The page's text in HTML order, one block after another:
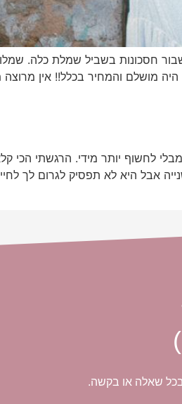
מושלם והמחיר בכלל!! אין מרוצה
לחשוף יותר מידי. הרגשתי הכי
אבל היא לא תפסיק לגרום לך
בכל שאלה או בקשה.